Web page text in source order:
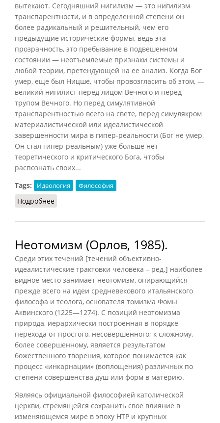
вытекают. Сегодняшний нигилизм — это нигилизм
транспарентности, и в определенной степени он
более радикальный и решительный, чем его
предыдущие исторические формы, ведь эта
прозрачность, это пребывание в подвешенном
состоянии — неотъемлемые признаки системы и
любой теории, претендующей на ее анализ. Когда Бог
умер, еще был Ницше, чтобы провозгласить об этом, —
великий нигилист перед лицом Вечного и перед
трупом Вечного. Но перед симулятивной
транспарентностью всего на свете, перед симулякром
материалистической или идеалистической
завершенности мира в гипер-реальности (Бог не умер,
Он стал гипер-реальным) уже больше нет
теоретического и критического Бога, чтобы
распознать своих...
Tags:
Идеология Философия
Подробнее
Неотомизм (Орлов, 1985).
Среди этих течений [течений объективно-
идеалистические трактовки человека – ред.] наиболее
видное место занимает неотомизм, опирающийся
прежде всего на идеи средневекового итальянского
философа и теолога, основателя томизма Фомы
Аквинского (1225—1274). С позиций неотомизма
природа, иерархически построенная в порядке
перехода от простого, несовершенного; к сложному,
более совершенному, является результатом
божественного творения, которое понимается как
процесс «инкарнации» (воплощения) различных по
степени совершенства душ или форм в материю.
Являясь официальной философией католической
церкви, стремящейся сохранить свое влияние в
изменяющемся мире в эпоху НТР и крупных